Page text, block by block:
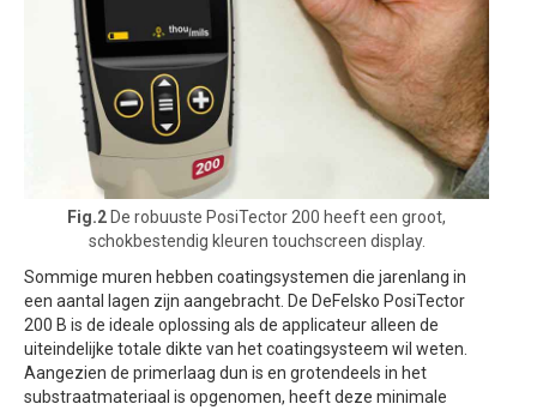
Fig.2 De robuuste PosiTector 200 heeft een groot,
schokbestendig kleuren touchscreen display.
Sommige muren hebben coatingsystemen die jarenlang in
een aantal lagen zijn aangebracht. De DeFelsko PosiTector
200 B is de ideale oplossing als de applicateur alleen de
uiteindelijke totale dikte van het coatingsysteem wil weten.
Aangezien de primerlaag dun is en grotendeels in het
substraatmateriaal is opgenomen, heeft deze minimale